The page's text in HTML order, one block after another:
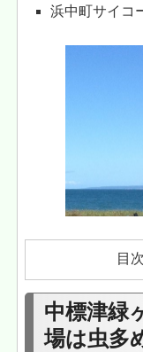
浜中町サイコ
目
中標津緑
場は虫多